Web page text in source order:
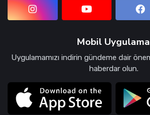
Mobil Uygulama
Uygulamamızı indirin gündeme dair
haberdar olun.